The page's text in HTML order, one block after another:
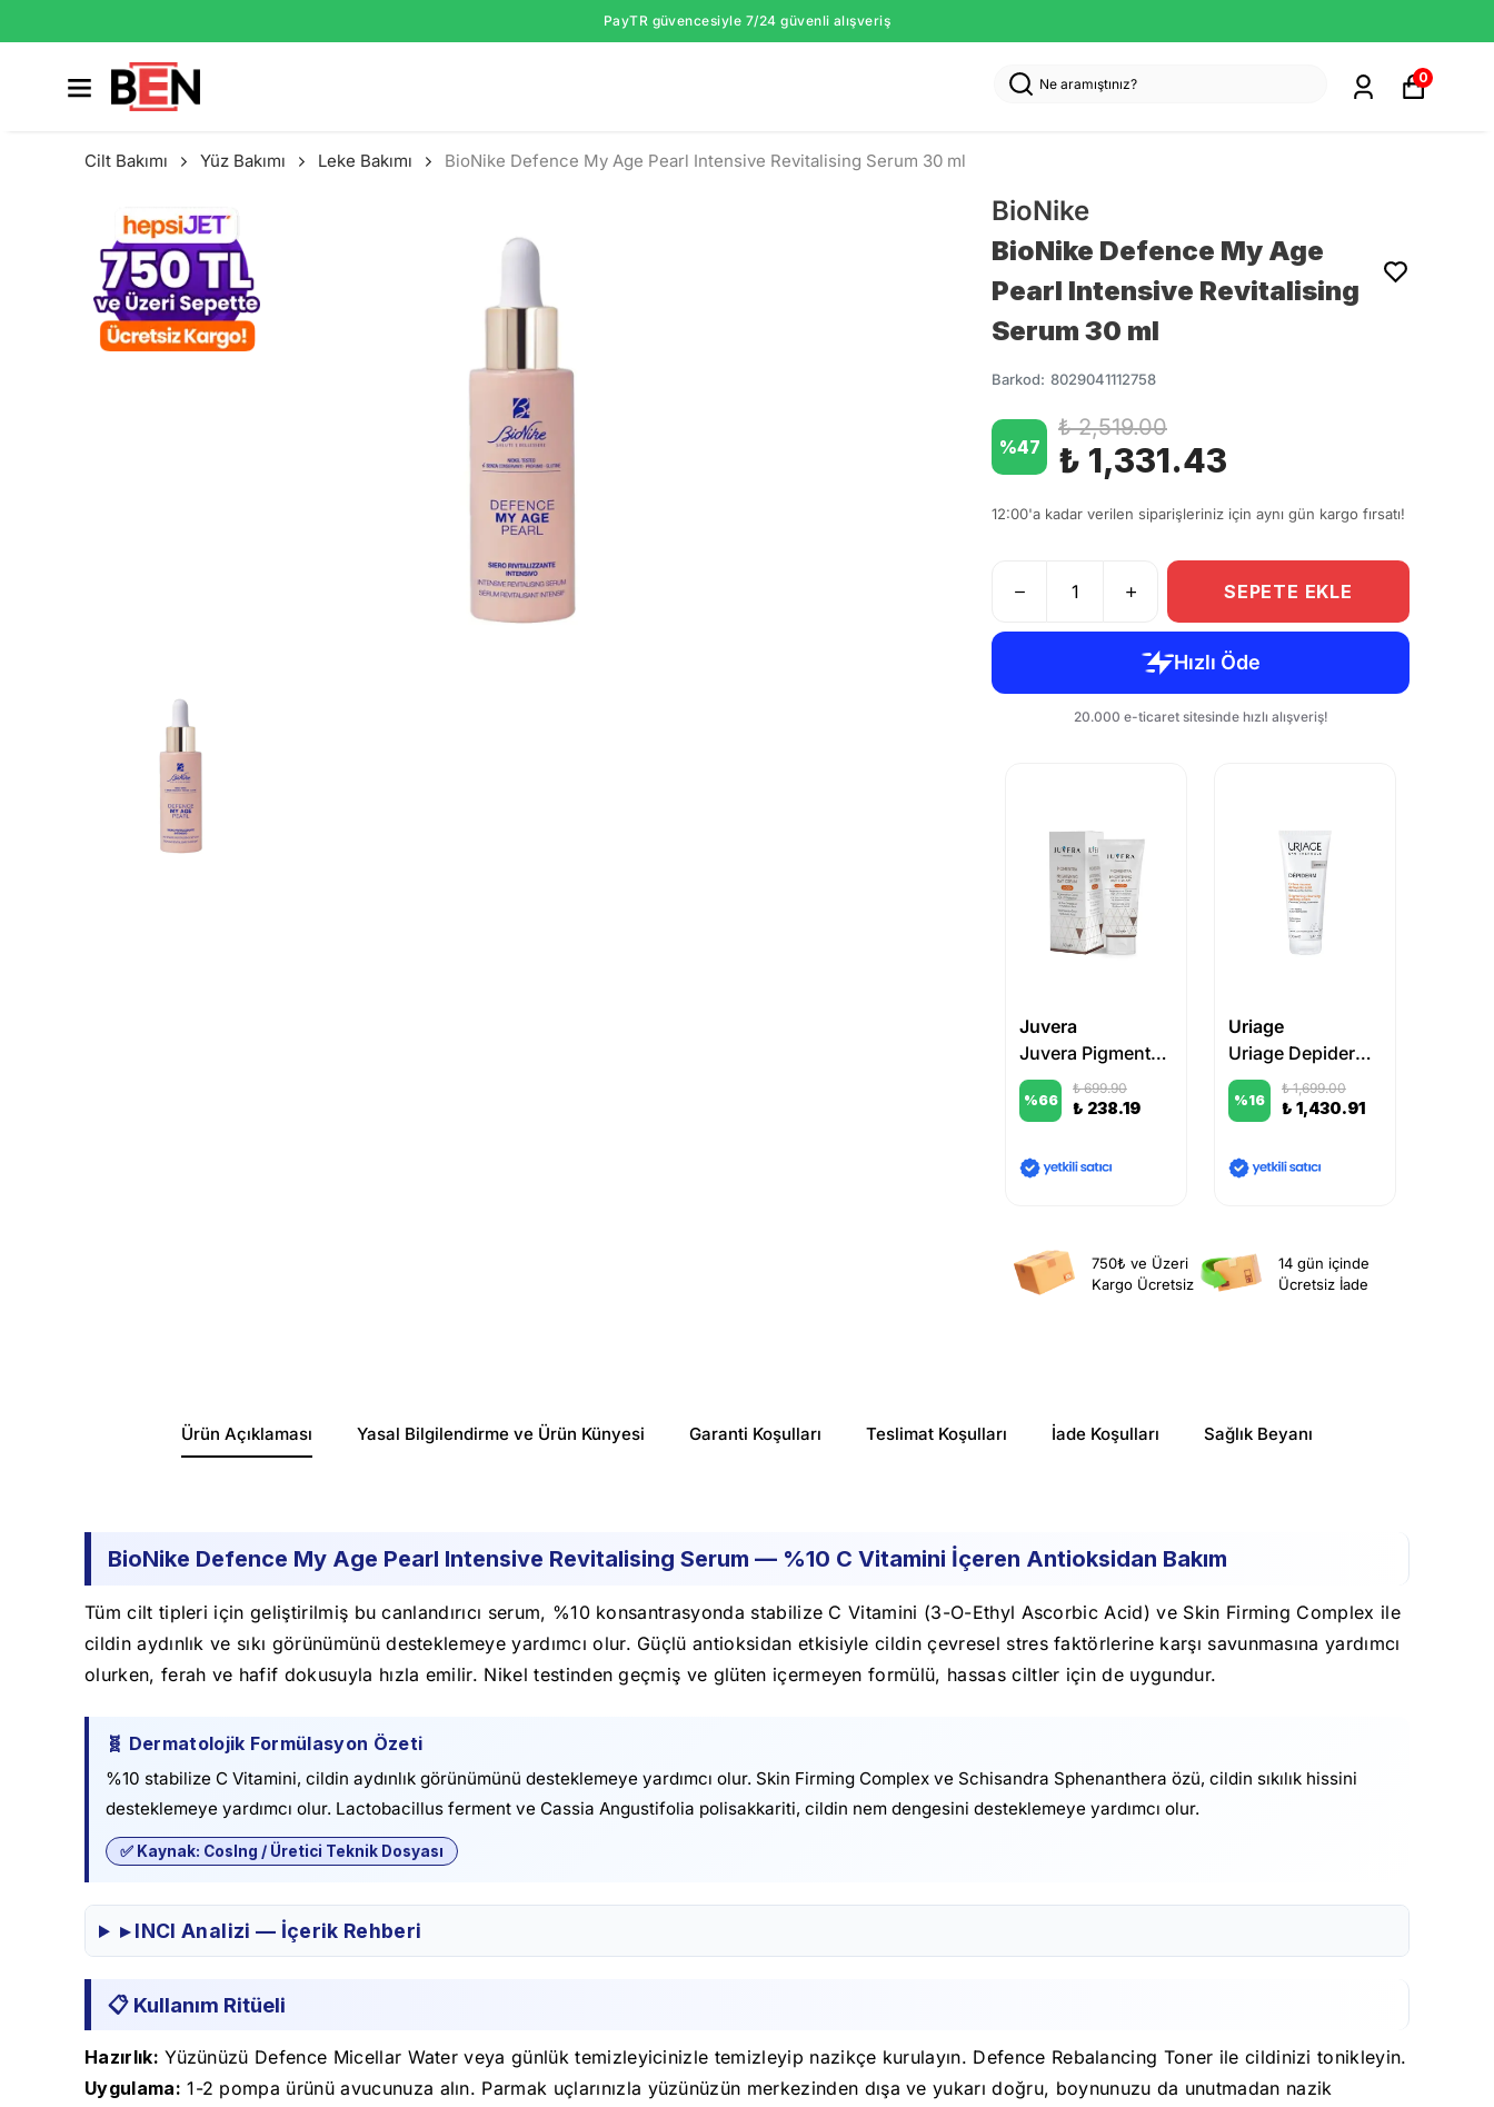
PayTR güvencesiyle 7/24 güvenli alışveriş
0
Cilt Bakımı Yüz Bakımı Leke Bakımı BioNike Defence My Age Pearl Intensive Revitalising Serum 30 ml
BioNike
BioNike Defence My Age
Pearl Intensive Revitalising
Serum 30 ml
Barkod: 8029041112758
%47
₺ 2,519.00
₺ 1,331.43
12:00'a kadar verilen siparişleriniz için aynı gün kargo fırsatı!
SEPETE EKLE
Juvera
Juvera Pigmentra Brightening Day Cream Spf50+ 50ml
%66
₺ 699.90
₺ 238.19
Uriage
Uriage Depiderm Brightening Cleansing Foaming Cream 100 ml
%16
₺ 1,699.00
₺ 1,430.91
750₺ ve Üzeri
Kargo Ücretsiz
14 gün içinde
Ücretsiz İade
Ürün Açıklaması Yasal Bilgilendirme ve Ürün Künyesi Garanti Koşulları Teslimat Koşulları İade Koşulları Sağlık Beyanı
BioNike Defence My Age Pearl Intensive Revitalising Serum — %10 C Vitamini İçeren Antioksidan Bakım
Tüm cilt tipleri için geliştirilmiş bu canlandırıcı serum, %10 konsantrasyonda stabilize C Vitamini (3-O-Ethyl Ascorbic Acid) ve Skin Firming Complex ile
cildin aydınlık ve sıkı görünümünü desteklemeye yardımcı olur. Güçlü antioksidan etkisiyle cildin çevresel stres faktörlerine karşı savunmasına yardımcı
olurken, ferah ve hafif dokusuyla hızla emilir. Nikel testinden geçmiş ve glüten içermeyen formülü, hassas ciltler için de uygundur.
🧬 Dermatolojik Formülasyon Özeti
%10 stabilize C Vitamini, cildin aydınlık görünümünü desteklemeye yardımcı olur. Skin Firming Complex ve Schisandra Sphenanthera özü, cildin sıkılık hissini
desteklemeye yardımcı olur. Lactobacillus ferment ve Cassia Angustifolia polisakkariti, cildin nem dengesini desteklemeye yardımcı olur.
✅ Kaynak: CosIng / Üretici Teknik Dosyası
▸ INCI Analizi — İçerik Rehberi
📋 Kullanım Ritüeli
Hazırlık: Yüzünüzü Defence Micellar Water veya günlük temizleyicinizle temizleyip nazikçe kurulayın. Defence Rebalancing Toner ile cildinizi tonikleyin.
Uygulama: 1-2 pompa ürünü avucunuza alın. Parmak uçlarınızla yüzünüzün merkezinden dışa ve yukarı doğru, boynunuzu da unutmadan nazik